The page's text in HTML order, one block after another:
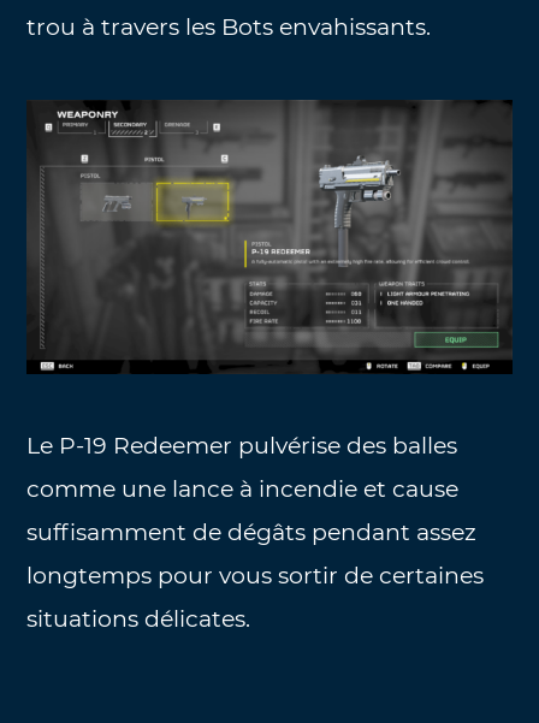
trou à travers les Bots envahissants.
Le P-19 Redeemer pulvérise des balles
comme une lance à incendie et cause
suffisamment de dégâts pendant assez
longtemps pour vous sortir de certaines
situations délicates.